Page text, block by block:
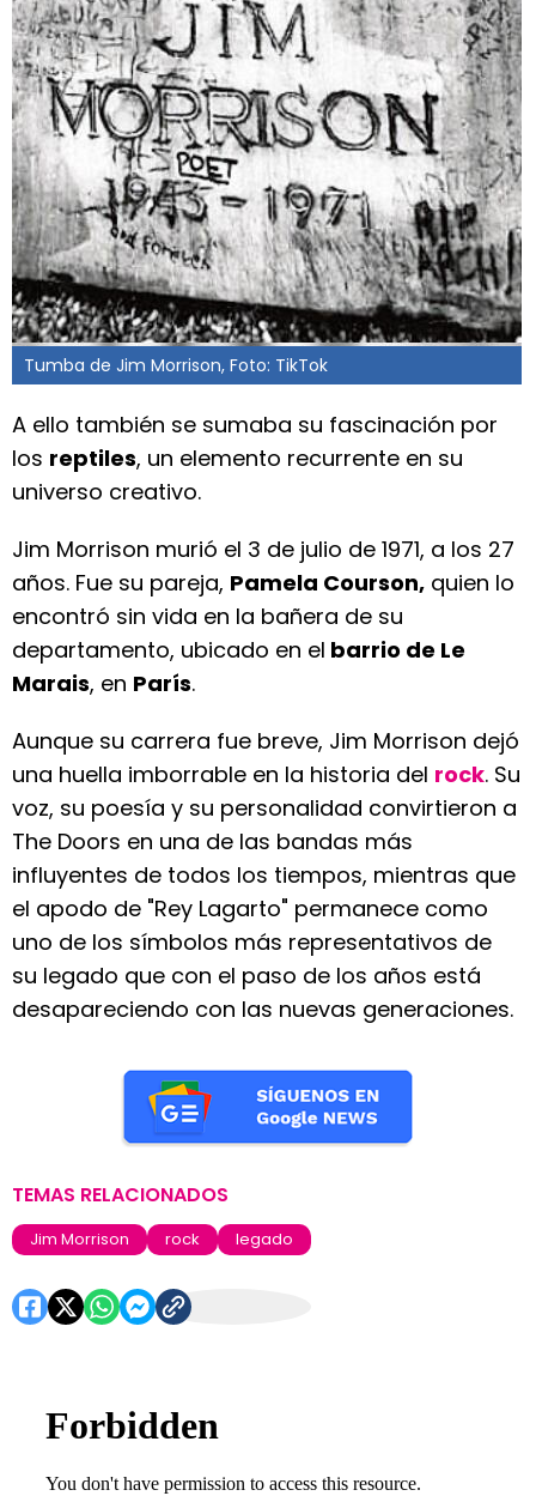
Tumba de Jim Morrison, Foto: TikTok
A ello también se sumaba su fascinación por
los reptiles, un elemento recurrente en su
universo creativo.
Jim Morrison murió el 3 de julio de 1971, a los 27
años. Fue su pareja, Pamela Courson, quien lo
encontró sin vida en la bañera de su
departamento, ubicado en el barrio de Le
Marais, en París.
Aunque su carrera fue breve, Jim Morrison dejó
una huella imborrable en la historia del rock. Su
voz, su poesía y su personalidad convirtieron a
The Doors en una de las bandas más
influyentes de todos los tiempos, mientras que
el apodo de "Rey Lagarto" permanece como
uno de los símbolos más representativos de
su legado que con el paso de los años está
desapareciendo con las nuevas generaciones.
TEMAS RELACIONADOS
Jim Morrison rock legado